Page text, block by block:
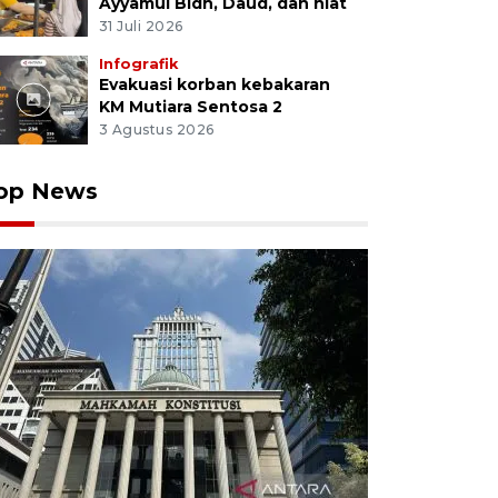
31 Juli 2026
Infografik
Evakuasi korban kebakaran
KM Mutiara Sentosa 2
3 Agustus 2026
News